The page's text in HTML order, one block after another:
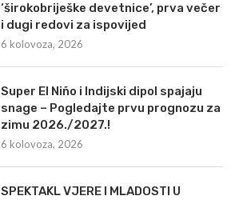
‘širokobriješke devetnice’, prva večer
i dugi redovi za ispovijed
6 kolovoza, 2026
Super El Niño i Indijski dipol spajaju
snage – Pogledajte prvu prognozu za
zimu 2026./2027.!
6 kolovoza, 2026
SPEKTAKL VJERE I MLADOSTI U